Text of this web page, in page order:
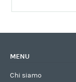
MENU
Chi siamo